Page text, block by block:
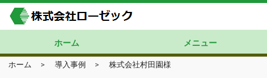
ホーム メニュー
製品情報
導入事例
ニュースリリース
会社概要
当社の特長
採用情報
お問い合わせ
ホーム > 導入事例 > 株式会社村田園様